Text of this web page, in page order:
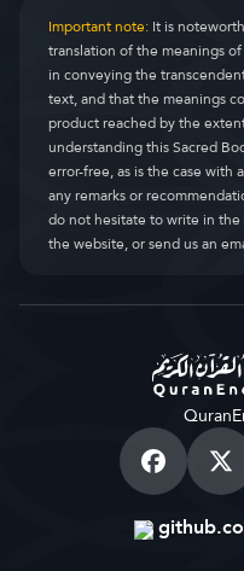
Important note:It is
translation of the meanings
in conveying the
text, and that the meanings
product reached by the
understanding this Sacred
error-free, as is the case with
any remarks or
do not hesitate to write in
the website, or send us an